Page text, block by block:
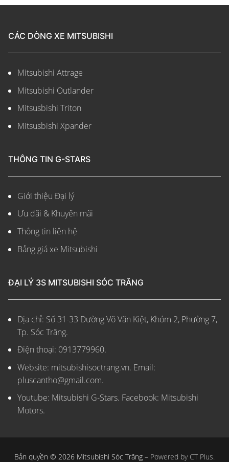
CÁC DÒNG XE MITSUBISHI
Mitsubishi Attrage
Mitsubishi Outlander
Mitsusbishi Triton
Mitsusbishi Xpander
THÔNG TIN G-STARS
Giới thiệu Đại lý
Ưu đãi & Khuyến mãi
Thông tin liên hệ
Bảng giá xe Mitsubishi
ĐẠI LÝ 3S MITSUBISHI SÓC TRĂNG
Địa chỉ: Số 31-33 Đường Võ Văn Kiệt, Khóm 2, Phường 7,
Tp. Sóc Trăng.
Điện thoại: 0913779960.
Website: mitsubishisoctrang.vn. Email:
pluscantho@gmail.com.
Youtube: Mitsubishi G-Stars. Facebook: Mitsubishi
Motors.
Bản quyền © 2026 Mitsubishi Sóc Trăng – Powered by CT Plus.